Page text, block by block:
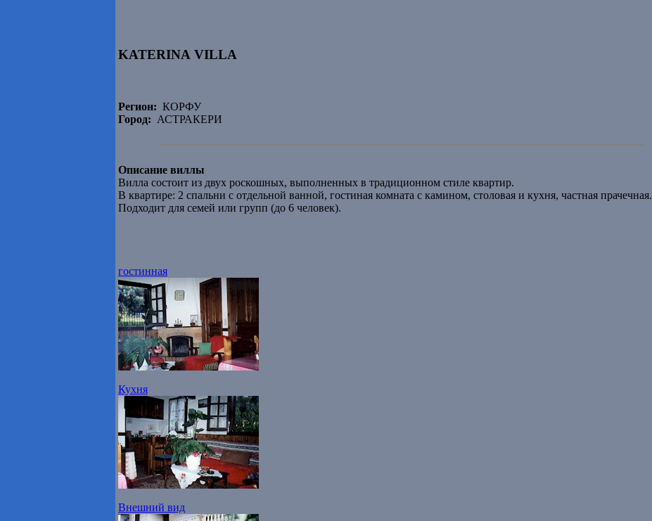
KATERINA VILLA
Регион: КОРФУ
Город: АСТРАКЕРИ
Описание виллы
Вилла состоит из двух роскошных, выполненных в традиционном стиле квартир.
В квартире: 2 спальни с отдельной ванной, гостиная комната с камином, столовая и кухня, частная прачечная.
Подходит для семей или групп (до 6 человек).
гостинная
Кухня
Внешний вид